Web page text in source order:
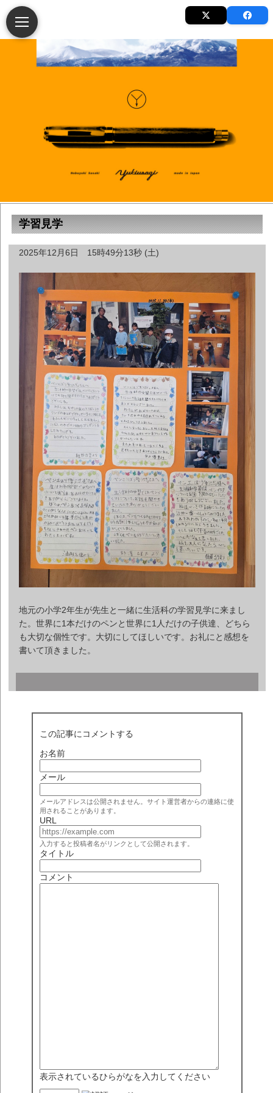
学習見学
2025年12月6日 15時49分13秒 (土)
地元の小学2年生が先生と一緒に生活科の学習見学に来まし
た。世界に1本だけのペンと世界に1人だけの子供達、どちら
も大切な個性です。大切にしてほしいです。お礼にと感想を
書いて頂きました。
この記事にコメントする
お名前
メール
メールアドレスは公開されません。サイト運営者からの連絡に使
用されることがあります。
URL
入力すると投稿者名がリンクとして公開されます。
タイトル
コメント
表示されているひらがなを入力してください